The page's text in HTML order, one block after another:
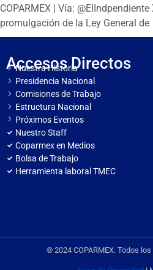
COPARMEX | Vía:
promulgación de la Ley General de
Accesos Directos
Nuestra Historia
Presidencia Nacional
Comisiones de Trabajo
Estructura Nacional
Próximos Eventos
Nuestro Staff
Coparmex en Medios
Bolsa de Trabajo
Herramienta laboral TMEC
© 2024 COPARMEX. Todos